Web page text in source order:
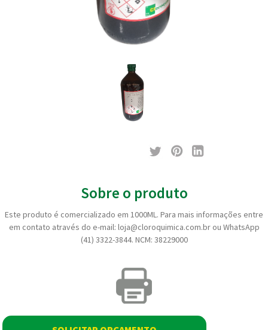
Sobre o produto
Este produto é comercializado em 1000ML. Para mais informações entre
em contato através do e-mail: loja@cloroquimica.com.br ou WhatsApp
(41) 3322-3844. NCM: 38229000